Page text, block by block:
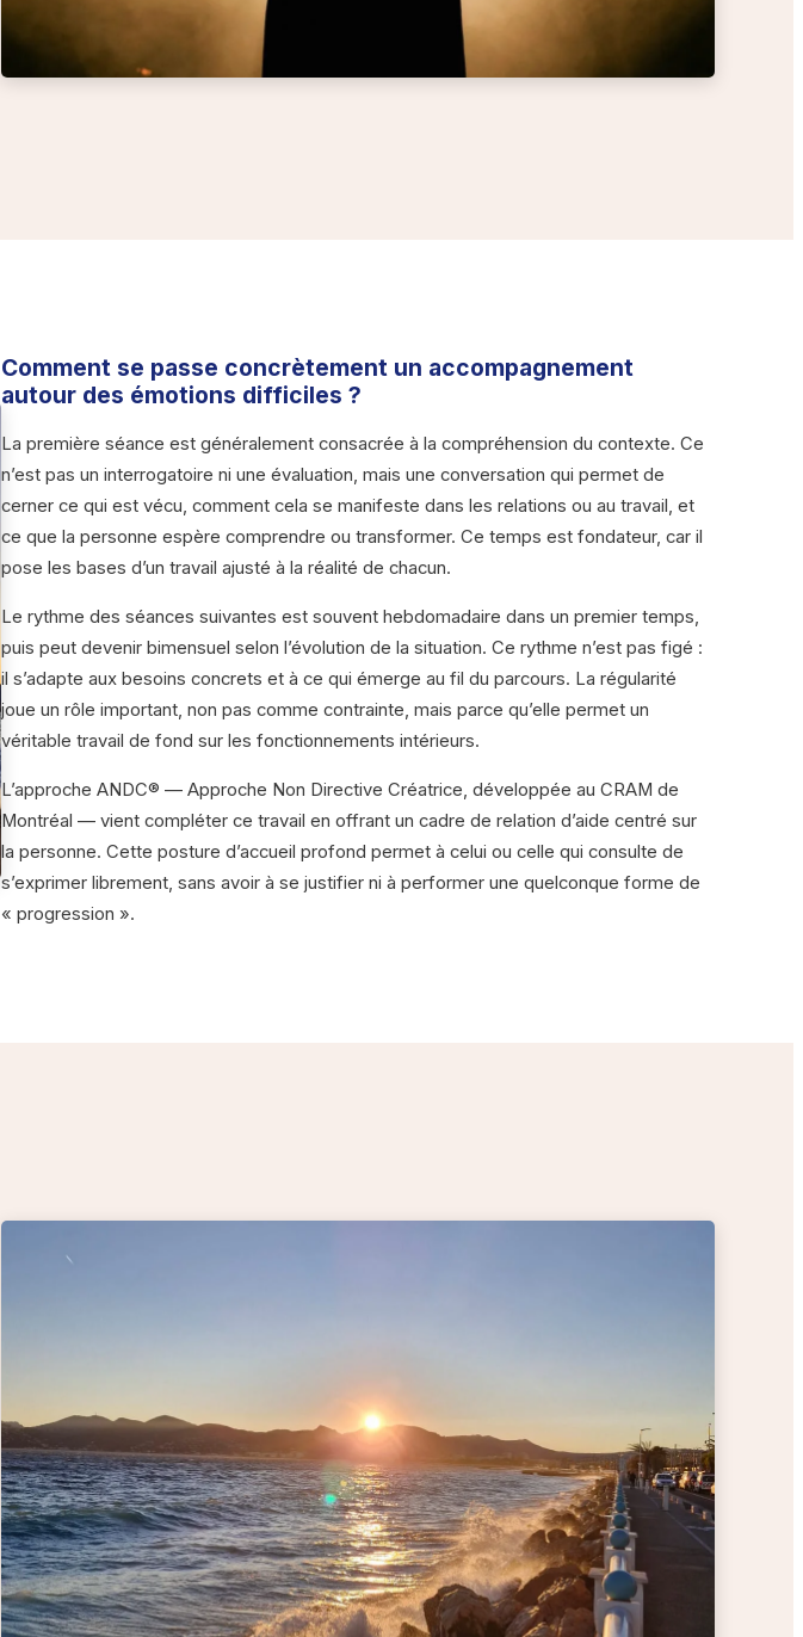
Comment se passe concrètement un accompagnement
autour des émotions difficiles ?
La première séance est généralement consacrée à la compréhension du contexte. Ce
n’est pas un interrogatoire ni une évaluation, mais une conversation qui permet de
cerner ce qui est vécu, comment cela se manifeste dans les relations ou au travail, et
ce que la personne espère comprendre ou transformer. Ce temps est fondateur, car il
pose les bases d’un travail ajusté à la réalité de chacun.
Le rythme des séances suivantes est souvent hebdomadaire dans un premier temps,
puis peut devenir bimensuel selon l’évolution de la situation. Ce rythme n’est pas figé :
il s’adapte aux besoins concrets et à ce qui émerge au fil du parcours. La régularité
joue un rôle important, non pas comme contrainte, mais parce qu’elle permet un
véritable travail de fond sur les fonctionnements intérieurs.
L’approche ANDC® — Approche Non Directive Créatrice, développée au CRAM de
Montréal — vient compléter ce travail en offrant un cadre de relation d’aide centré sur
la personne. Cette posture d’accueil profond permet à celui ou celle qui consulte de
s’exprimer librement, sans avoir à se justifier ni à performer une quelconque forme de
« progression ».